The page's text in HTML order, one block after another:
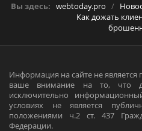
Вы здесь: webtoday.pro /
Как дожать
Информация на сайте не
ваше внимание на то, что
исключительно
условиях не является
положениями ч.2 ст. 437
Федерации.